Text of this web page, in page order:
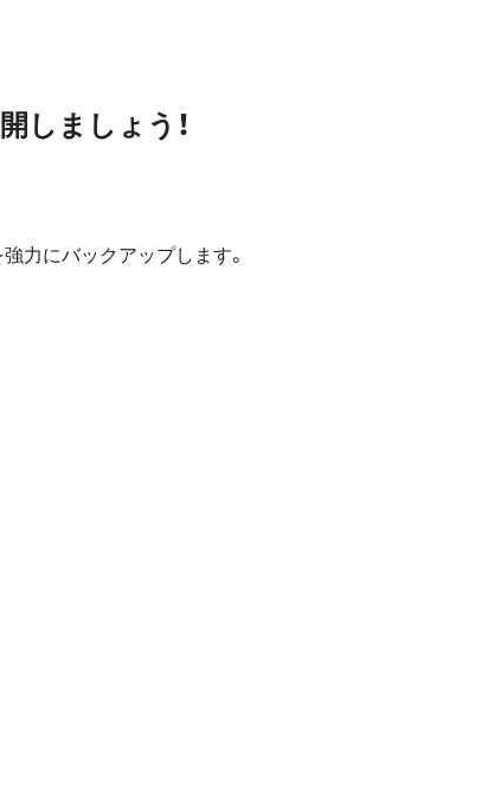
しましょう！
力にバックアップします。